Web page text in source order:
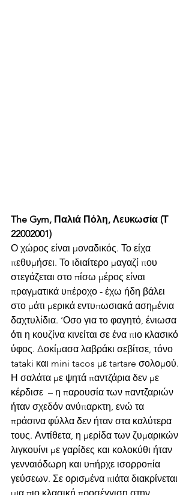
The Gym, Παλιά Πόλη, Λευκωσία (Τ
22002001)
Ο χώρος είναι μοναδικός. Το είχα
πεθυμήσει. Το ιδιαίτερο μαγαζί που
στεγάζεται στο πίσω μέρος είναι
πραγματικά υπέροχο - έχω ήδη βάλει
στο μάτι μερικά εντυπωσιακά ασημένια
δαχτυλίδια. ‘Οσο για το φαγητό, ένιωσα
ότι η κουζίνα κινείται σε ένα πιο κλασικό
ύφος. Δοκίμασα λαβράκι σεβίτσε, τόνο
tataki και mini tacos με tartare σολομού.
Η σαλάτα με ψητά παντζάρια δεν με
κέρδισε  – η παρουσία των παντζαριών
ήταν σχεδόν ανύπαρκτη, ενώ τα
πράσινα φύλλα δεν ήταν στα καλύτερα
τους. Αντίθετα, η μερίδα των ζυμαρικών
λιγκουίνι με γαρίδες και κολοκύθι ήταν
γενναιόδωρη και υπήρχε ισορροπία
γεύσεων. Σε ορισμένα πιάτα διακρίνεται